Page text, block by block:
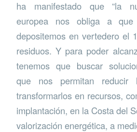
ha manifestado que “la
europea nos obliga a
depositemos en vertedero el
residuos. Y para poder
tenemos que buscar
que nos permitan reducir
transformarlos en recursos,
implantación, en la Costa del
valorización energética, a